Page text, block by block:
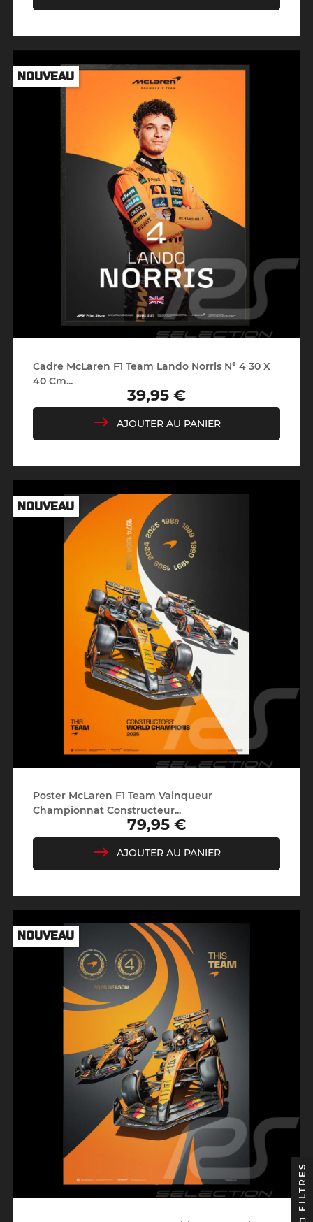
Cadre McLaren F1 Team Lando Norris N° 4 30 X
40 Cm...
Prix
39,95 €
AJOUTER AU PANIER
NOUVEAU
Poster McLaren F1 Team Vainqueur
Championnat Constructeur...
Prix
79,95 €
AJOUTER AU PANIER
NOUVEAU
NOUVEAU
FILTRES